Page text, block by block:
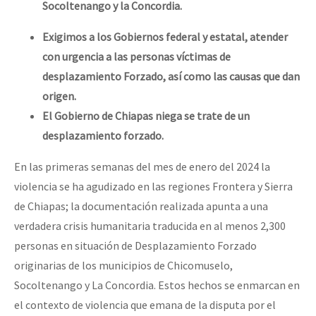
Socoltenango y la Concordia.
Exigimos a los Gobiernos federal y estatal, atender
con urgencia a las personas víctimas de
desplazamiento Forzado, así como las causas que dan
origen.
El Gobierno de Chiapas niega se trate de un
desplazamiento forzado.
En las primeras semanas del mes de enero del 2024 la
violencia se ha agudizado en las regiones Frontera y Sierra
de Chiapas; la documentación realizada apunta a una
verdadera crisis humanitaria traducida en al menos 2,300
personas en situación de Desplazamiento Forzado
originarias de los municipios de Chicomuselo,
Socoltenango y La Concordia. Estos hechos se enmarcan en
el contexto de violencia que emana de la disputa por el